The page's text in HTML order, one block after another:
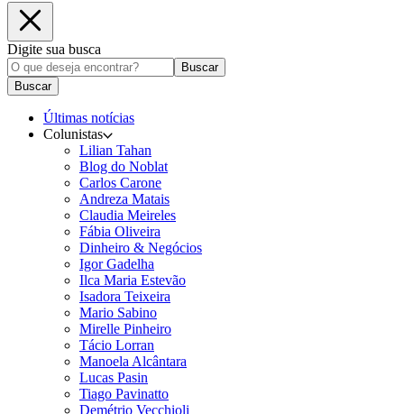
Digite sua busca
Buscar
Buscar
Últimas notícias
Colunistas
Lilian Tahan
Blog do Noblat
Carlos Carone
Andreza Matais
Claudia Meireles
Fábia Oliveira
Dinheiro & Negócios
Igor Gadelha
Ilca Maria Estevão
Isadora Teixeira
Mario Sabino
Mirelle Pinheiro
Tácio Lorran
Manoela Alcântara
Lucas Pasin
Tiago Pavinatto
Demétrio Vecchioli